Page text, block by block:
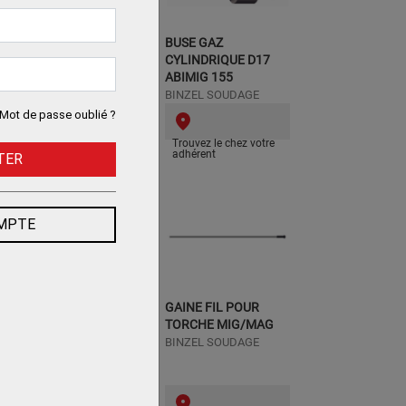
GAZ CONIQUE
SOUDAGE
Trouvez le chez votre
adhérent
BUSE GAZ
CYLINDRIQUE D17
ABIMIG 155
BINZEL SOUDAGE
Trouvez le chez votre
adhérent
GAINE FIL POUR
TORCHE MIG/MAG
BINZEL SOUDAGE
Mot de passe oublié ?